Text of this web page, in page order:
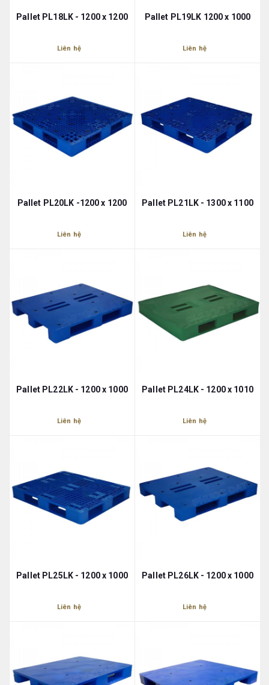
Pallet PL18LK - 1200 x 1200
Liên hệ
Pallet PL19LK 1200 x 1000
Liên hệ
Pallet PL20LK -1200 x 1200
Liên hệ
Pallet PL21LK - 1300 x 1100
Liên hệ
Pallet PL22LK - 1200 x 1000
Liên hệ
Pallet PL24LK - 1200 x 1010
Liên hệ
Pallet PL25LK - 1200 x 1000
Liên hệ
Pallet PL26LK - 1200 x 1000
Liên hệ